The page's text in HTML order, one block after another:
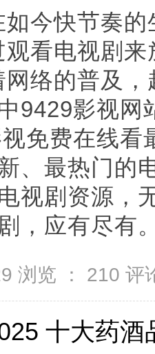
如今快节奏
观看电视剧
网络的普及
9429影视网
免费在线看
、最热门的
视剧资源，
，应有尽有
浏览 ： 210 评
十大药酒